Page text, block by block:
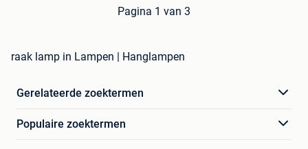
Pagina 1 van 3
raak lamp in Lampen | Hanglampen
Gerelateerde zoektermen
Populaire zoektermen